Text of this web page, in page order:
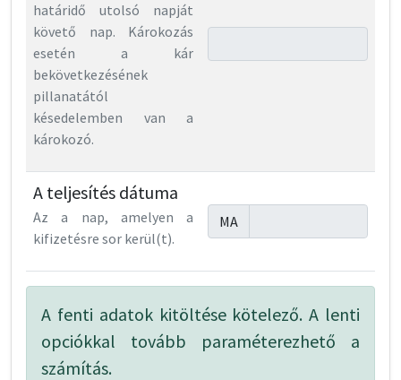
határidő utolsó napját
követő nap. Károkozás
esetén a kár
bekövetkezésének
pillanatától
késedelemben van a
károkozó.
A teljesítés dátuma
Az a nap, amelyen a
kifizetésre sor kerül(t).
MA
A fenti adatok kitöltése kötelező. A lenti
opciókkal tovább paraméterezhető a
számítás.